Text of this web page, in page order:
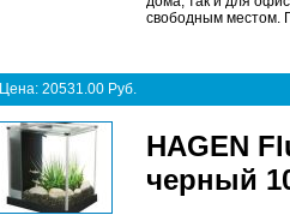
свободным местом.
Цена: 20531.00 Руб.
HAGEN
черный